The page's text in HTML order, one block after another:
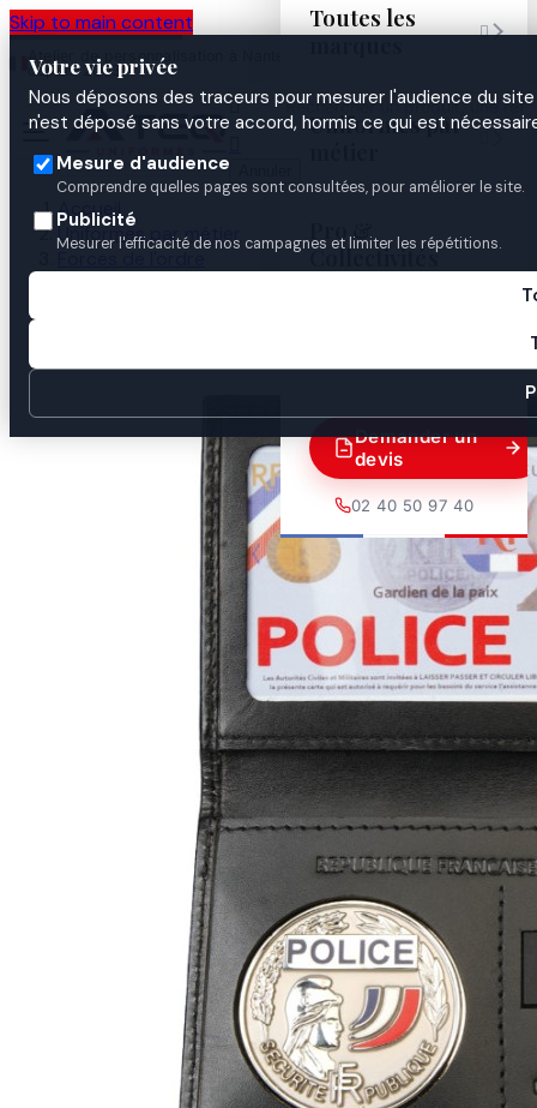
Skip to main content
Votre vie privée
Nous déposons des traceurs pour mesurer l'audience du
n'est déposé sans votre accord, hormis ce qui est
Mesure d'audience
Comprendre quelles pages sont consultées, pour améliorer le site.
Publicité
Mesurer l'efficacité de nos campagnes et limiter les répétitions.
Atelier de personnalisation à Nantes
depuis 2003

Toutes les
marques

Uniformes par
Pro &
Collectivités
Demander un
devis
02 40 50 97 40
Accueil
Uniformes par métier